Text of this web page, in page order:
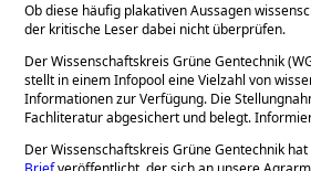
Ob diese häufig plakativen Aussagen
der kritische Leser dabei nicht überprüfen.
Der Wissenschaftskreis Grüne Gentechnik
stellt in einem Infopool eine Vielzahl von
Informationen zur Verfügung. Die
Fachliteratur abgesichert und belegt.
Der Wissenschaftskreis Grüne Gentechnik